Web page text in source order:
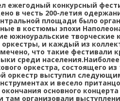
ежегодный конкурсный
в честь 200-летия
площади было
в костюмы эпохи
южноуральские
и каждый из
что такие фестивали
среди
оркестра, состоящего
оркестр выступил
и весело
основного
организовали